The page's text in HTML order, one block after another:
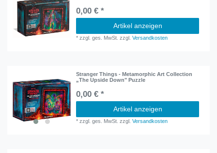
0,00 € *
Artikel anzeigen
*zzgl. ges. MwSt. zzgl.Versandkosten
Stranger Things - Metamorphic Art Collection
„The Upside Down" Puzzle
0,00 € *
Artikel anzeigen
*zzgl. ges. MwSt. zzgl.Versandkosten